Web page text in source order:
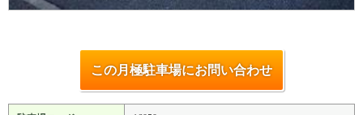
この月極駐車場にお問い合わせ